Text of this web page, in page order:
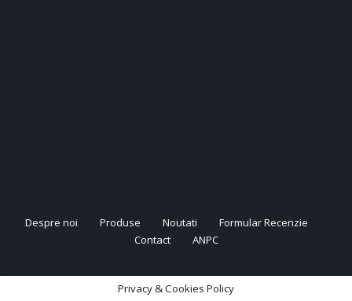
Despre noi Produse Noutati
Formular Recenzie
Contact
ANPC
Privacy & Cookies Policy